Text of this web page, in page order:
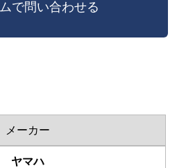
メーカー
ヤマハ